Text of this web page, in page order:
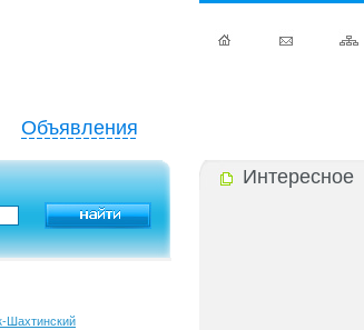
Объявления
Шахтинский
Интересное